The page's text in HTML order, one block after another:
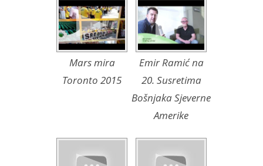
Mars mira
Toronto 2015
Emir Ramić na
20. Susretima
Bošnjaka Sjeverne
Amerike